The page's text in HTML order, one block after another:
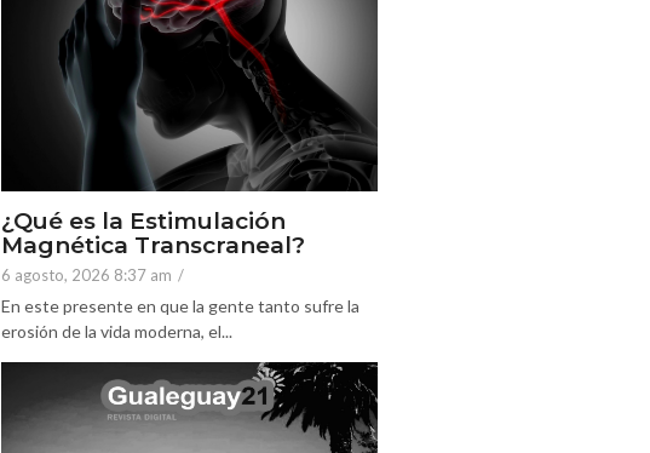
¿Qué es la Estimulación
Magnética Transcraneal?
6 agosto, 2026 8:37 am /
En este presente en que la gente tanto sufre la
erosión de la vida moderna, el...